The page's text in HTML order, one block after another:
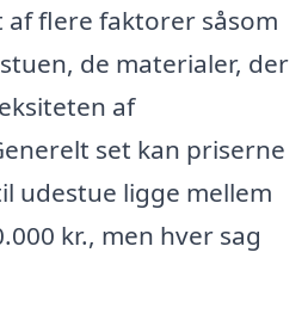
flere faktorer såsom
de materialer, der
af
set kan priserne
udestue ligge mellem
kr., men hver sag